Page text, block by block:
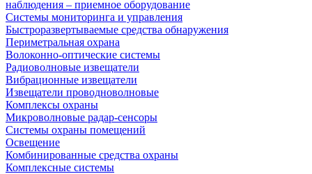
наблюдения – приемное оборудование
Системы мониторинга и управления
Быстроразвертываемые средства обнаружения
Периметральная охрана
Волоконно-оптические системы
Радиоволновые извещатели
Вибрационные извещатели
Извещатели проводноволновые
Комплексы охраны
Микроволновые радар-сенсоры
Системы охраны помещений
Освещение
Комбинированные средства охраны
Комплексные системы